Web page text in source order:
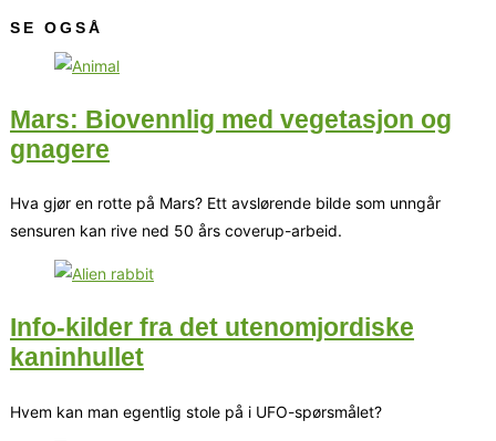
SE OGSÅ
Mars: Biovennlig med vegetasjon og
gnagere
Hva gjør en rotte på Mars? Ett avslørende bilde som unngår
sensuren kan rive ned 50 års coverup-arbeid.
Info-kilder fra det utenomjordiske
kaninhullet
Hvem kan man egentlig stole på i UFO-spørsmålet?